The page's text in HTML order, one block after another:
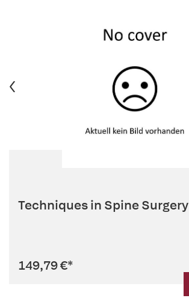
Techniques in Spine Surgery
149,79 €*